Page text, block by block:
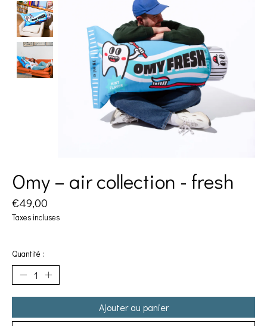
Omy – air collection - fresh
€49,00
Taxes incluses
Quantité :
Ajouter au panier